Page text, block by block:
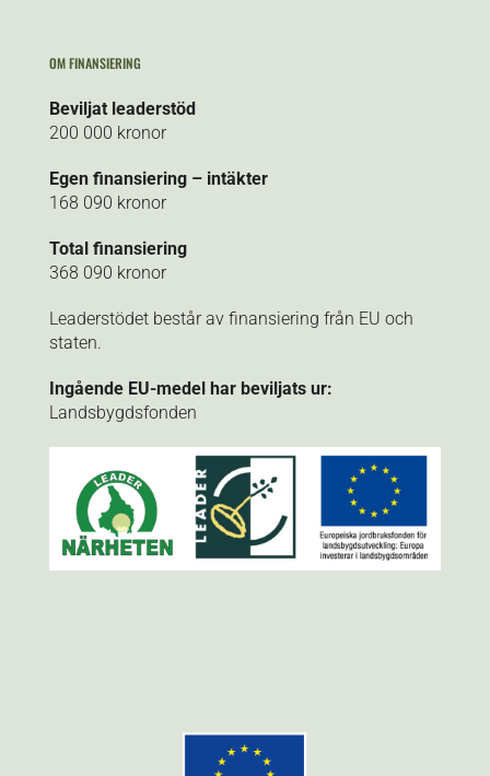
OM FINANSIERING
Beviljat leaderstöd
200 000 kronor
Egen finansiering – intäkter
168 090 kronor
Total finansiering
368 090 kronor
Leaderstödet består av finansiering från EU och
staten.
Ingående EU-medel har beviljats ur:
Landsbygdsfonden